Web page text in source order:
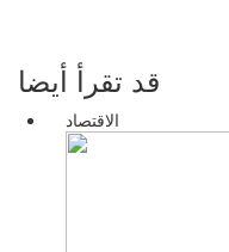
قد تقرأ أيضا
الاقتصاد